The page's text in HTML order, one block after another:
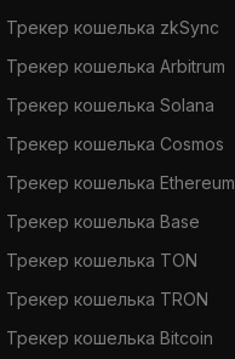
Трекер кошелька zkSync
Трекер кошелька Arbitrum
Трекер кошелька Solana
Трекер кошелька Cosmos
Трекер кошелька Ethereum
Трекер кошелька Base
Трекер кошелька TON
Трекер кошелька TRON
Трекер кошелька Bitcoin